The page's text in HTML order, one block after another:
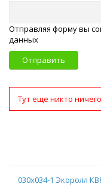
Отправляя форму вы
данных
Отправить
Тут еще никто
030х034-1 Экоролл